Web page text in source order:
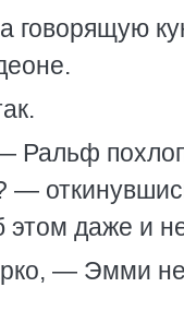
—
этом даже и
— Эмми